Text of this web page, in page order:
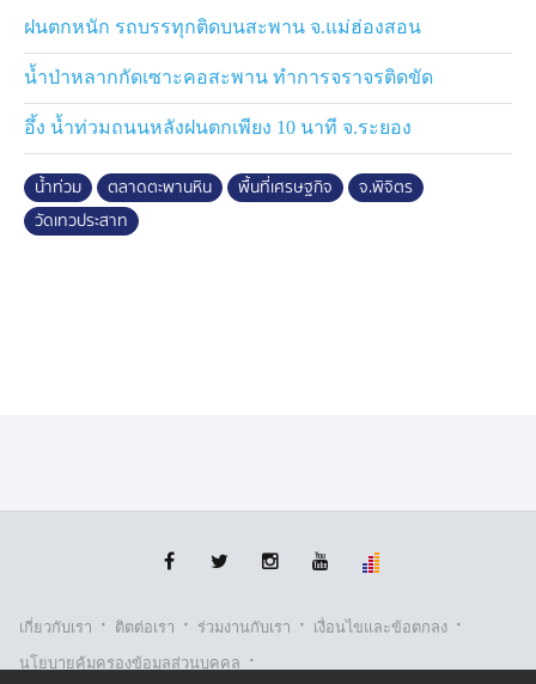
ด้านพ่อค้าแม่ค้า ต่างบอกเป็นเสียงเดียวกันว่า น้ำท่วมครั้งนี้
ภาวนาให้ครั้งนี้ไม่รุนแรงเท่า ทั้งนี้พ่อค้าแม่ค้า ยังช่วยกัน
กรอกกระสอบทรายเสริมคันกั้น เพราะกลัวว่าถ้าคืนนี้น้ำมา
แม่น้ำน่าน
ฝนตกหนัก รถบรรทุกติดบนสะพาน จ.แม่ฮ่องสอน
น้ำป่าหลากกัดเซาะคอสะพาน ทำการจราจรติดขัด
อึ้ง น้ำท่วมถนนหลังฝนตกเพียง 10 นาที จ.ระยอง
น้ำท่วม ตลาดตะพานหิน พื้นที่เศรษฐกิจ
จ.พิจิตร
วัดเทวประสาท
เกี่ยวกับเรา · ติตต่อเรา · ร่วมงานกับเรา · เงื่อนไขและข้อตกลง ·
นโยบายคุ้มครองข้อมูลส่วนบุคคล ·